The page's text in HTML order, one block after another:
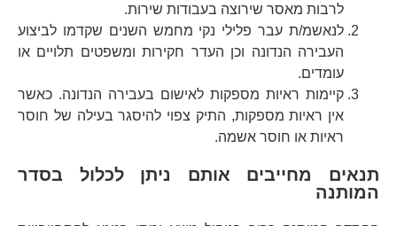
לרבות מאסר שירוצה בעבודות שירות.
לנאשמ/ת עבר פלילי נקי מחמש השנים שקדמו לביצוע
העבירה הנדונה וכן העדר חקירות ומשפטים תלויים או
עומדים.
קיימות ראיות מספקות לאישום בעבירה הנדונה. כאשר
אין ראיות מספקות, התיק צפוי להיסגר בעילה של חוסר
ראיות או חוסר אשמה.
תנאים מחייבים אותם ניתן לכלול בסדר
המותנה